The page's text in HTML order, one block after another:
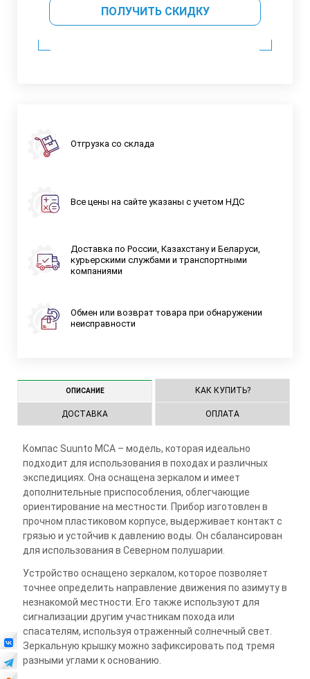
ПОЛУЧИТЬ СКИДКУ
Отгрузка со склада
Все цены на сайте указаны с учетом НДС
Доставка по России, Казахстану и Беларуси,
курьерскими службами и транспортными
компаниями
Обмен или возврат товара при обнаружении
неисправности
ОПИСАНИЕ КАК КУПИТЬ?
ДОСТАВКА ОПЛАТА
Компас Suunto MCA – модель, которая идеально
подходит для использования в походах и различных
экспедициях. Она оснащена зеркалом и имеет
дополнительные приспособления, облегчающие
ориентирование на местности. Прибор изготовлен в
прочном пластиковом корпусе, выдерживает контакт с
грязью и устойчив к давлению воды. Он сбалансирован
для использования в Северном полушарии.
Устройство оснащено зеркалом, которое позволяет
точнее определить направление движения по азимуту в
незнакомой местности. Его также используют для
сигнализации другим участникам похода или
спасателям, используя отраженный солнечный свет.
Зеркальную крышку можно зафиксировать под тремя
разными углами к основанию.